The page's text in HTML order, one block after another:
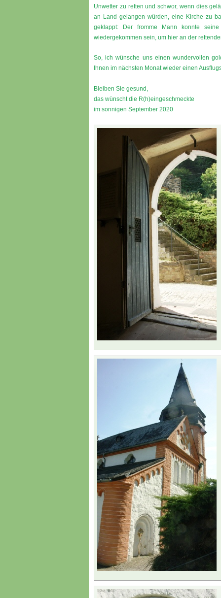
Unwetter zu retten und schwor, wenn dies
an Land gelangen würden, eine Kirche zu
geklappt: Der fromme Mann konnte
wiedergekommen sein, um hier an der
So, ich wünsche uns einen wundervollen
Ihnen im nächsten Monat wieder einen
Bleiben Sie gesund,
das wünscht die R(h)eingeschmeckte
im sonnigen September 2020